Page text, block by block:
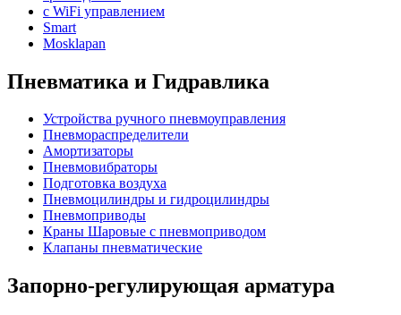
с WiFi управлением
Smart
Mosklapan
Пневматика и Гидравлика
Устройства ручного пневмоуправления
Пневмораспределители
Амортизаторы
Пневмовибраторы
Подготовка воздуха
Пневмоцилиндры и гидроцилиндры
Пневмоприводы
Краны Шаровые с пневмоприводом
Клапаны пневматические
Запорно-регулирующая арматура